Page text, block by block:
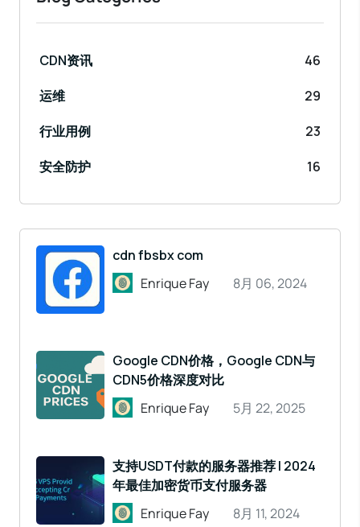
CDN资讯
46
运维
29
行业用例
23
安全防护
16
cdn fbsbx com
Enrique Fay
8月 06, 2024
Google CDN价格，Google CDN与
CDN5价格深度对比
Enrique Fay
5月 22, 2025
支持USDT付款的服务器推荐 | 2024
年最佳加密货币支付服务器
Enrique Fay
8月 11, 2024